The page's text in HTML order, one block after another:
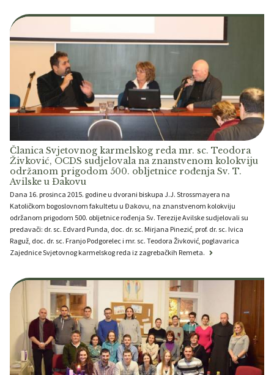
Članica Svjetovnog karmelskog reda mr. sc. Teodora
Živković, OCDS sudjelovala na znanstvenom kolokviju
održanom prigodom 500. obljetnice rođenja Sv. T.
Avilske u Đakovu
Dana 16. prosinca 2015. godine u dvorani biskupa J.J. Strossmayera na
Katoličkom bogoslovnom fakultetu u Đakovu, na znanstvenom kolokviju
održanom prigodom 500. obljetnice rođenja Sv. Terezije Avilske sudjelovali su
predavači: dr. sc. Edvard Punda, doc. dr. sc. Mirjana Pinezić, prof. dr. sc. Ivica
Raguž, doc. dr. sc. Franjo Podgorelec i mr. sc. Teodora Živković, poglavarica
Zajednice Svjetovnog karmelskog reda iz zagrebačkih Remeta.